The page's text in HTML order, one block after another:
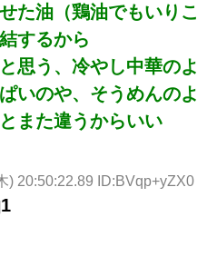
た油（鶏油でもいりこ
するから
思う、冷やし中華のよ
いのや、そうめんのよ
また違うからいい
) 20:50:22.89 ID:BVqp+yZX0